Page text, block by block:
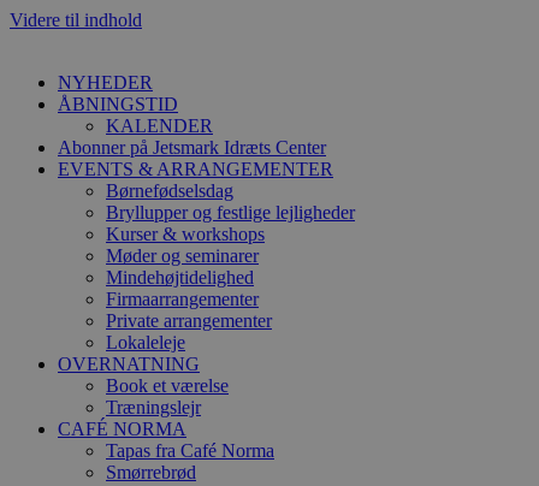
Videre til indhold
NYHEDER
ÅBNINGSTID
KALENDER
Abonner på Jetsmark Idræts Center
EVENTS & ARRANGEMENTER
Børnefødselsdag
Bryllupper og festlige lejligheder
Kurser & workshops
Møder og seminarer
Mindehøjtidelighed
Firmaarrangementer
Private arrangementer
Lokaleleje
OVERNATNING
Book et værelse
Træningslejr
CAFÉ NORMA
Tapas fra Café Norma
Smørrebrød